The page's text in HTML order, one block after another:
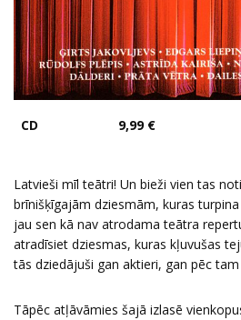
CD 9,99 €
Latvieši mīl teātri! Un bieži vien tas
brīnišķīgajām dziesmām, kuras
jau sen kā nav atrodama teātra
atradīsiet dziesmas, kuras kļuvušas
tās dziedājuši gan aktieri, gan pēc
Tāpēc atļāvāmies šajā izlasē